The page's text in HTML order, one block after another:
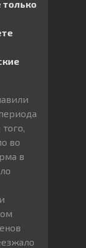
только
во
в